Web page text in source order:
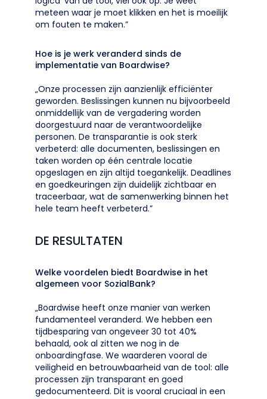
meteen waar je moet klikken en het is moeilijk
om fouten te maken.”
Hoe is je werk veranderd sinds de
implementatie van Boardwise?
„Onze processen zijn aanzienlijk efficiënter
geworden. Beslissingen kunnen nu bijvoorbeeld
onmiddellijk van de vergadering worden
doorgestuurd naar de verantwoordelijke
personen. De transparantie is ook sterk
verbeterd: alle documenten, beslissingen en
taken worden op één centrale locatie
opgeslagen en zijn altijd toegankelijk. Deadlines
en goedkeuringen zijn duidelijk zichtbaar en
traceerbaar, wat de samenwerking binnen het
hele team heeft verbeterd.”
DE RESULTATEN
Welke voordelen biedt Boardwise in het
algemeen voor SozialBank?
„Boardwise heeft onze manier van werken
fundamenteel veranderd. We hebben een
tijdbesparing van ongeveer 30 tot 40%
behaald, ook al zitten we nog in de
onboardingfase. We waarderen vooral de
veiligheid en betrouwbaarheid van de tool: alle
processen zijn transparant en goed
gedocumenteerd. Dit is vooral cruciaal in een